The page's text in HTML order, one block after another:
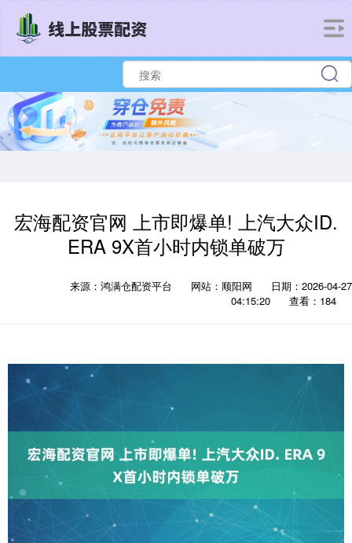
宏海配资官网 上市即爆单! 上汽大众ID.
ERA 9X首小时内锁单破万
来源：鸿满仓配资平台 网站：顺阳网
日期：2026-04-27
04:15:20
查看：184